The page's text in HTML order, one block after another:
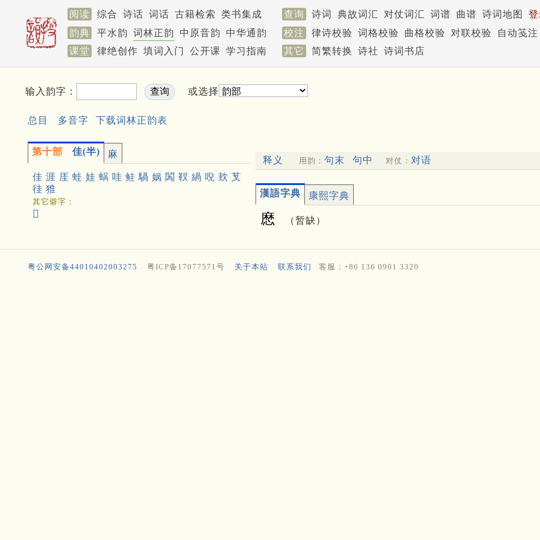
阅读 综合 诗话 词话 古籍检索 类书集成 查询 诗词 典故词汇 对仗词汇 词谱 曲谱 诗词地图
韵典
平水韵 词林正韵 中原音韵 中华通韵 校注 律诗校验 词格校验 曲格校验 对联校验
自动笺注
课堂
律绝创作 填词入门 公开课 学习指南 其它 简繁转换 诗社 诗词书店
输入韵字： 或选择
总目 多音字 下载词林正韵表
第十部 佳(半) 麻
佳 涯 厓 蛙 娃 蜗 哇 鲑 騧 娲 䦱 靫 緺 唲 㰪 芆
徍 猚
其它僻字：
𦶎
释义 用韵： 句末 句中 对仗： 对语
漢語字典 康熙字典
㦄 （暂缺）
粤公网安备44010402003275 粤ICP备17077571号 关于本站 联系我们 客服：+86 136 0901 3320